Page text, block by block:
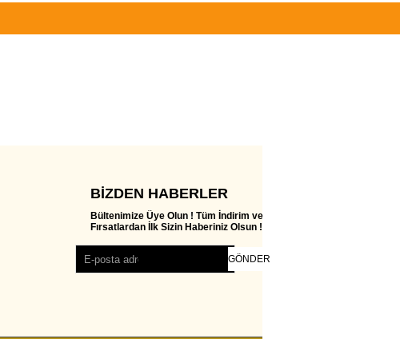
BIZDEN HABERLER
Bültenimize Üye Olun ! Tüm İndirim ve
Fırsatlardan İlk Sizin Haberiniz Olsun !
GÖNDER